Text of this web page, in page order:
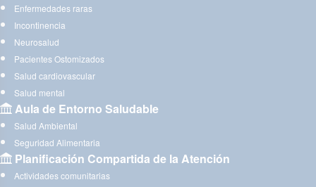
Enfermedades raras
Incontinencia
Neurosalud
Pacientes Ostomizados
Salud cardiovascular
Salud mental
Aula de Entorno Saludable
Salud Ambiental
Seguridad Alimentaria
Planificación Compartida de la Atención
Actividades comunitarias